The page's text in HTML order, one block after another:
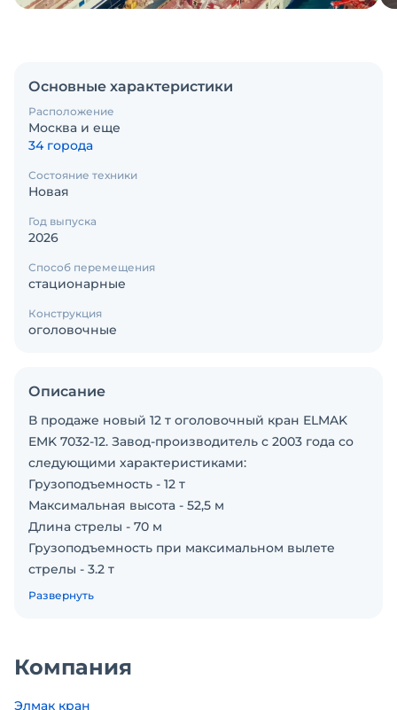
Основные характеристики
Расположение
Москва и еще
34 города
Состояние техники
Новая
Год выпуска
2026
Способ перемещения
стационарные
Конструкция
оголовочные
Описание
В продаже новый 12 т оголовочный кран ELMAK
EMK 7032-12. Завод-производитель с 2003 года со
следующими характеристиками:
Грузоподъемность - 12 т
Максимальная высота - 52,5 м
Длина стрелы - 70 м
Грузоподъемность при максимальном вылете
стрелы - 3.2 т
Свободностоящая высота - 202,5 м
Офис производителя и сервис в Москве.
Развернуть
Компания
Элмак кран